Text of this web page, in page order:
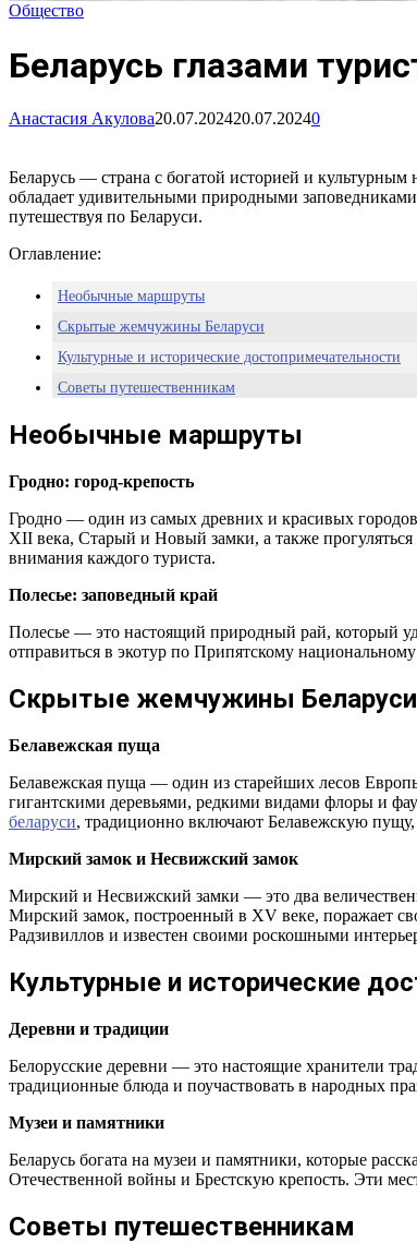
Общество
Беларусь глазами
Анастасия Акулова20.07.202420.07.20240
Беларусь — страна с богатой историей и
обладает удивительными природными
путешествуя по Беларуси.
Оглавление:
Необычные маршруты
Скрытые жемчужины Беларуси
Культурные и исторические достопримечательности
Советы путешественникам
Необычные маршруты
Гродно: город-крепость
Гродно — один из самых древних и красивых
XII века, Старый и Новый замки, а также
внимания каждого туриста.
Полесье: заповедный край
Полесье — это настоящий природный рай, который
отправиться в экотур по Припятскому
Скрытые жемчужины Беларуси
Белавежская пуща
Белавежская пуща — один из старейших лесов
гигантскими деревьями, редкими видами флоры и
беларуси, традиционно включают Белавежскую пущу,
Мирский замок и Несвижский замок
Мирский и Несвижский замки — это два
Мирский замок, построенный в XV веке, поражает
Радзивиллов и известен своими роскошными
Культурные и исторические
Деревни и традиции
Белорусские деревни — это настоящие хранители
традиционные блюда и поучаствовать в народных
Музеи и памятники
Беларусь богата на музеи и памятники, которые
Отечественной войны и Брестскую крепость. Эти
Советы путешественникам